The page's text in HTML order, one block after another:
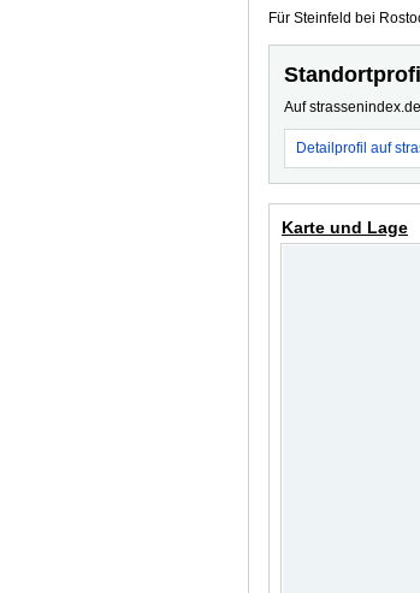
Für Steinfeld bei
Auf
Detailprofil auf
Karte und Lage